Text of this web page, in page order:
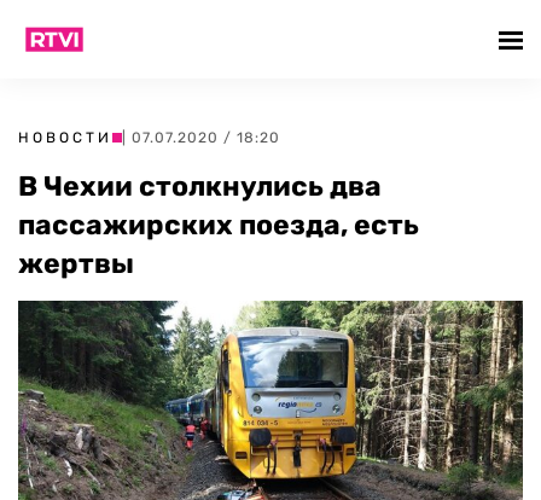
НОВОСТИ | 07.07.2020 / 18:20
В Чехии столкнулись два
пассажирских поезда, есть
жертвы